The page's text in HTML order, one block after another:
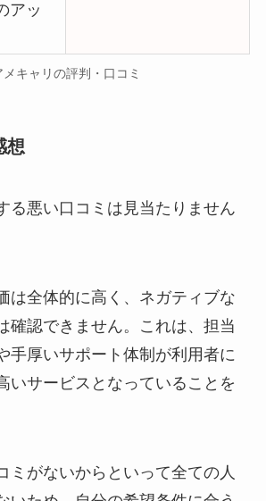
アッ
メキャリの評判・口コミ
想
る悪い口コミは見当たりません
は全体的に高く、ネガティブな
確認できません。これは、担当
手厚いサポート体制が利用者に
いサービスとなっていることを
ミがないからといって全ての人